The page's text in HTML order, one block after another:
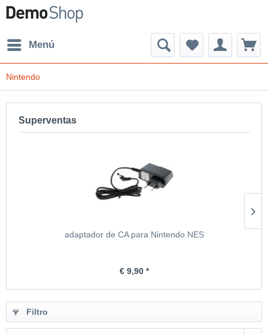
Menú
Nintendo
Superventas
adaptador de CA para Nintendo NES
€ 9,90 *
Filtro